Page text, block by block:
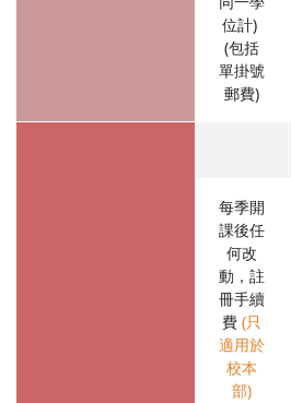
位計)
(包括
單掛號
郵費)
每季開
課後任
何改
動，註
冊手續
費 (只
適用於
校本
部)